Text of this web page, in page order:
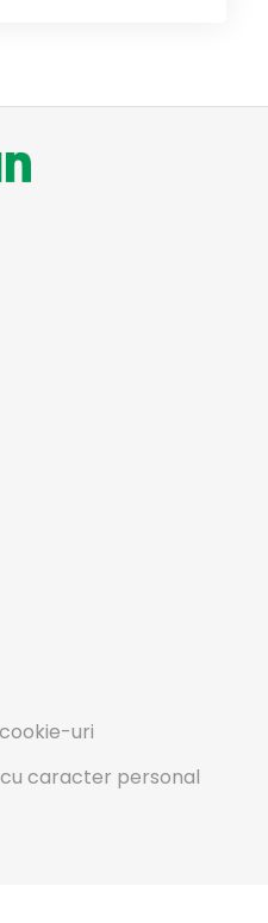
uri
caracter personal